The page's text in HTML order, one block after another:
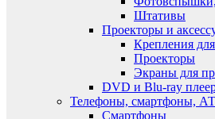
Штативы
Проекторы и
Крепления
Проекторы
Экраны для
DVD и Blu-ray
Телефоны, смартфоны,
Смартфоны